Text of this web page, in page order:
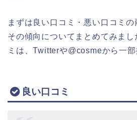
まずは良い口コミ・悪い口コミの
その傾向についてまとめてみまし
ミは、Twitterや@cosmeから一部
良い口コミ